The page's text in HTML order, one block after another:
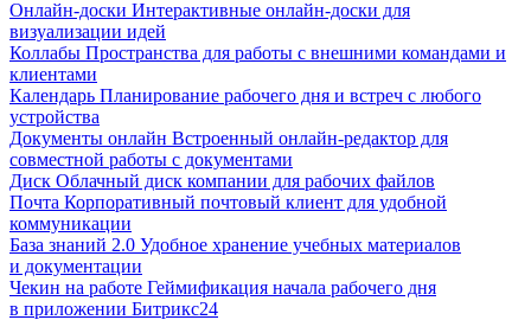
Онлайн-доски Интерактивные онлайн-доски для
визуализации идей
Коллабы Пространства для работы с внешними командами и
клиентами
Календарь Планирование рабочего дня и встреч с любого
устройства
Документы онлайн Встроенный онлайн-редактор для
совместной работы с документами
Диск Облачный диск компании для рабочих файлов
Почта Корпоративный почтовый клиент для удобной
коммуникации
База знаний 2.0 Удобное хранение учебных материалов
и документации
Чекин на работе Геймификация начала рабочего дня
в приложении Битрикс24